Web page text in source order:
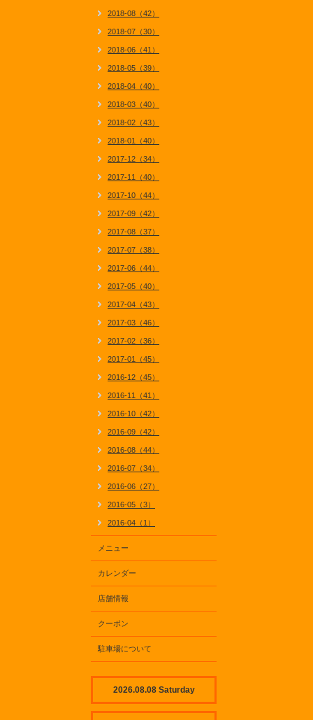
2018-08（42）
2018-07（30）
2018-06（41）
2018-05（39）
2018-04（40）
2018-03（40）
2018-02（43）
2018-01（40）
2017-12（34）
2017-11（40）
2017-10（44）
2017-09（42）
2017-08（37）
2017-07（38）
2017-06（44）
2017-05（40）
2017-04（43）
2017-03（46）
2017-02（36）
2017-01（45）
2016-12（45）
2016-11（41）
2016-10（42）
2016-09（42）
2016-08（44）
2016-07（34）
2016-06（27）
2016-05（3）
2016-04（1）
メニュー
カレンダー
店舗情報
クーポン
駐車場について
2026.08.08 Saturday